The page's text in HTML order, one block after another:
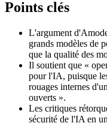
Points clés
L'argument
grands modèles de
que la qualité des
Il soutient que «
pour l'IA, puisque
rouages internes
ouverts ».
Les critiques
sécurité de l'IA en